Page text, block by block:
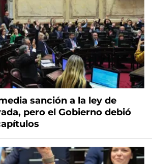
sanción a la ley de
pero el Gobierno debió